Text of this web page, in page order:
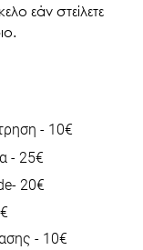
εάν στείλετε
- 10€
- 25€
20€
- 10€